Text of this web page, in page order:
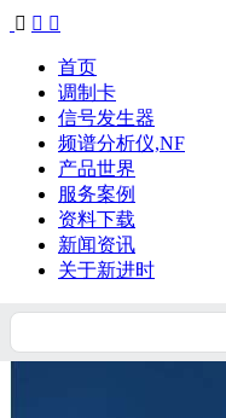
  
首页
调制卡
信号发生器
频谱分析仪,NF
产品世界
服务案例
资料下载
新闻资讯
关于新进时